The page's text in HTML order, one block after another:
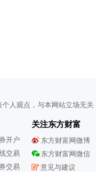
人观点，与本网站立场无
开户
交易
交易
关注东方财富
东方财富网微博
东方财富网微信
意见与建议